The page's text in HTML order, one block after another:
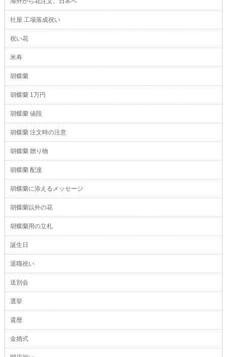
社屋 工場落成祝い
祝い花
米寿
胡蝶蘭
胡蝶蘭 1万円
胡蝶蘭 値段
胡蝶蘭 注文時の注意
胡蝶蘭 贈り物
胡蝶蘭 配達
胡蝶蘭に添えるメッセージ
胡蝶蘭以外の花
胡蝶蘭用の立札
誕生日
退職祝い
送別会
選挙
還暦
金婚式